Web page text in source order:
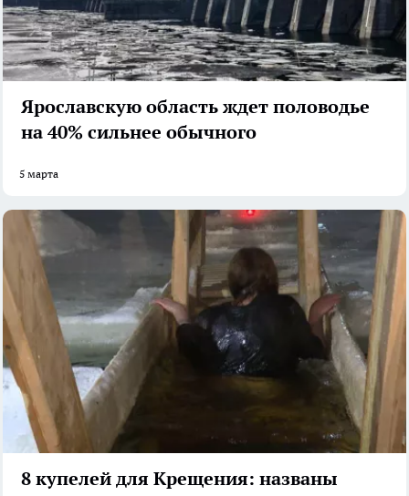
Ярославскую область ждет половодье
на 40% сильнее обычного
5 марта
8 купелей для Крещения: названы